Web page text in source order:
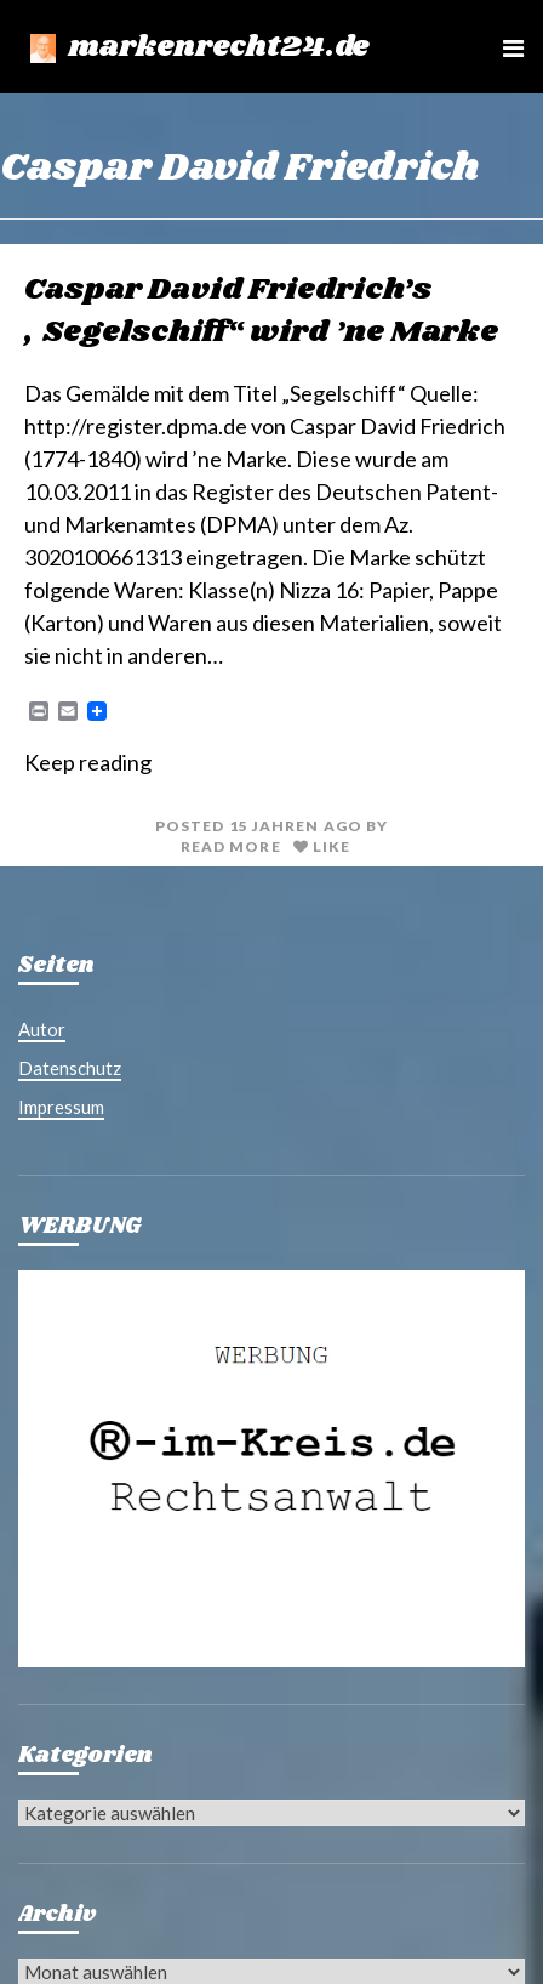
markenrecht24.de
e
Caspar David Friedrich
Caspar David Friedrich’s
„Segelschiff“ wird ’ne Marke
Das Gemälde mit dem Titel „Segelschiff“ Quelle:
http://register.dpma.de von Caspar David Friedrich
(1774-1840) wird ’ne Marke. Diese wurde am
10.03.2011 in das Register des Deutschen Patent-
und Markenamtes (DPMA) unter dem Az.
3020100661313 eingetragen. Die Marke schützt
folgende Waren: Klasse(n) Nizza 16: Papier, Pappe
(Karton) und Waren aus diesen Materialien, soweit
sie nicht in anderen…
n
E
i
Keep reading
POSTED 15 JAHREN AGO BY
READ MORE
LIKE
Seiten
Autor
Datenschutz
Impressum
WERBUNG
Kategorien
Kategorien
Archiv
Archiv